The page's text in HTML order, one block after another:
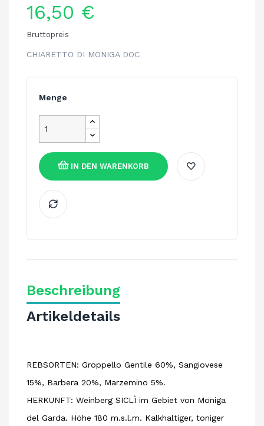
16,50 €
Bruttopreis
CHIARETTO DI MONIGA DOC
Menge
IN DEN WARENKORB
Beschreibung
Artikeldetails
REBSORTEN: Groppello Gentile 60%, Sangiovese
15%, Barbera 20%, Marzemino 5%.
HERKUNFT: Weinberg SICLÌ im Gebiet von Moniga
del Garda. Höhe 180 m.s.l.m. Kalkhaltiger, toniger